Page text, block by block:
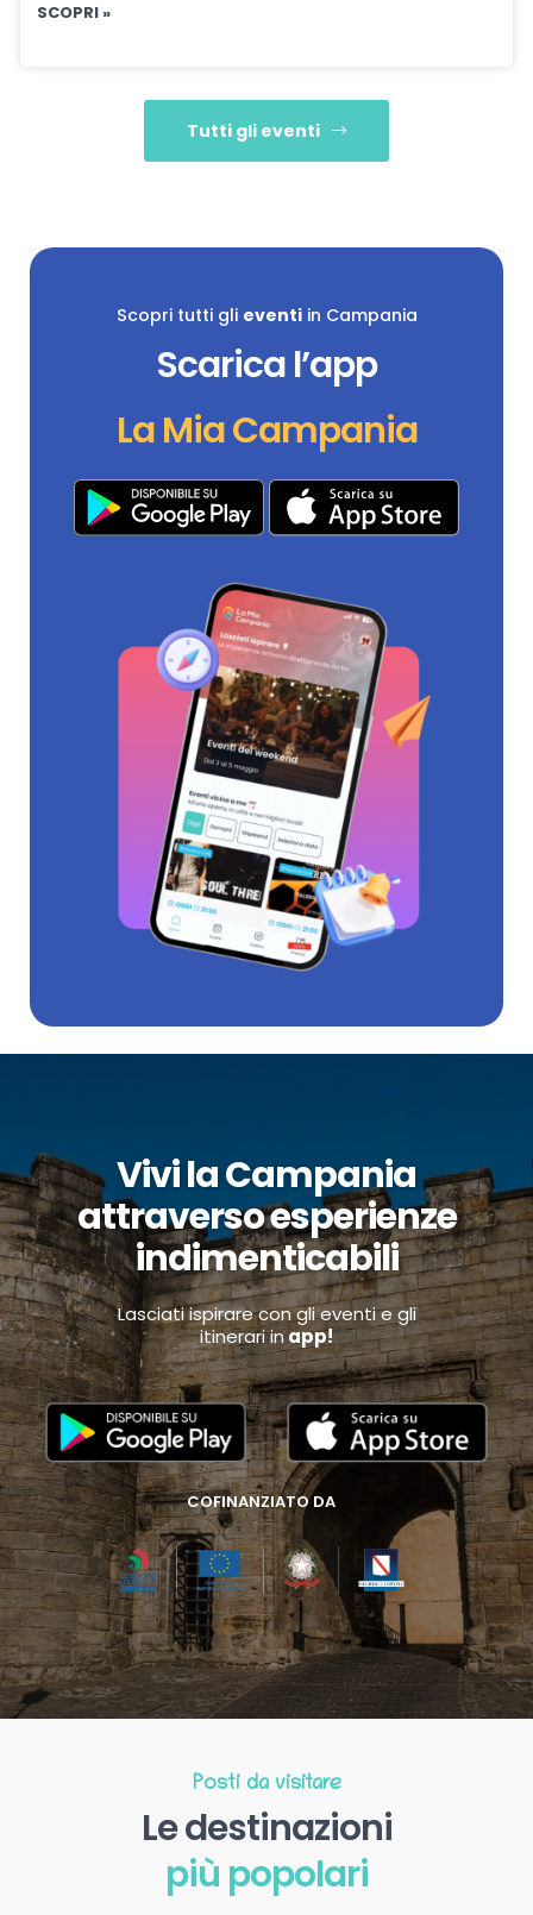
SCOPRI »
Tutti gli eventi
Scopri tutti gli eventiin Campania
Scarica l’app
La Mia Campania
Vivi la Campania
attraverso esperienze
indimenticabili
Lasciati ispirare con gli eventi e gli
itinerari inapp!
COFINANZIATO DA
Posti da visitare
Le destinazioni
più popolari